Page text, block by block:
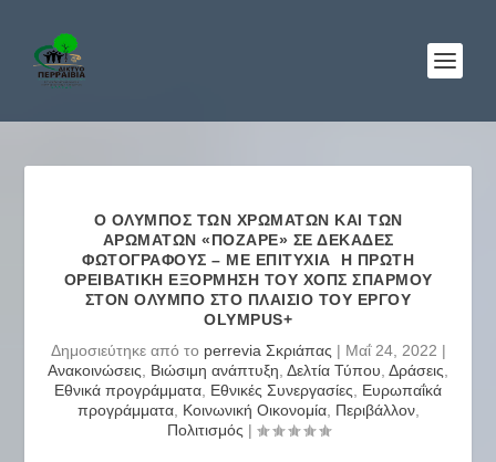
Ο ΌΛΥΜΠΟΣ ΤΩΝ ΧΡΩΜΆΤΩΝ ΚΑΙ ΤΩΝ
ΑΡΩΜΆΤΩΝ «ΠΌΖΑΡΕ» ΣΕ ΔΕΚΆΔΕΣ
ΦΩΤΟΓΡΆΦΟΥΣ – ΜΕ ΕΠΙΤΥΧΊΑ Η ΠΡΏΤΗ
ΟΡΕΙΒΑΤΙΚΉ ΕΞΌΡΜΗΣΗ ΤΟΥ ΧΟΠΣ ΣΠΑΡΜΟΎ
ΣΤΟΝ ΌΛΥΜΠΟ ΣΤΟ ΠΛΑΊΣΙΟ ΤΟΥ ΈΡΓΟΥ
OLYMPUS+
Δημοσιεύτηκε από το perrevia Σκριάπας | Μαΐ 24, 2022 |
Ανακοινώσεις
Βιώσιμη ανάπτυξη Δελτία Τύπου Δράσεις
Εθνικά προγράμματα Εθνικές Συνεργασίες
Ευρωπαΐκά
προγράμματα, Κοινωνική Οικονομία, Περιβάλλον,
Πολιτισμός |